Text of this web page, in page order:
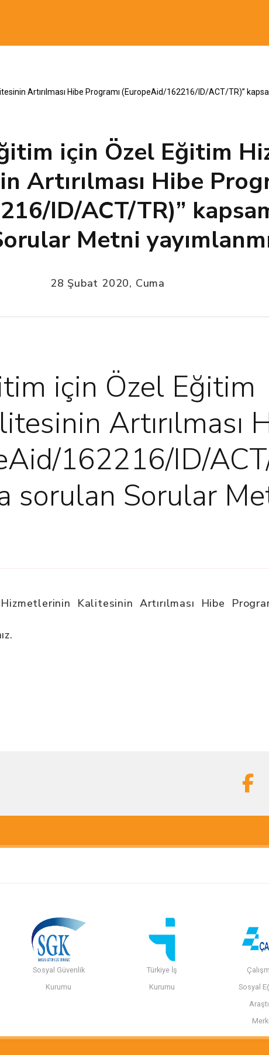
Artırılması Hibe Programı (EuropeAid/162216/ID/ACT/TR)”
için Özel Eğitim
Artırılması Hibe
ID/ACT/TR)”
Metni
28 Şubat 2020, Cuma
için Özel Eğitim
Artırılması
162216/ID/
sorulan Sorular
Kalitesinin Artırılması Hibe
Sosyal Güvenlik
Kurumu
Türkiye İş
Kurumu
Sosyal